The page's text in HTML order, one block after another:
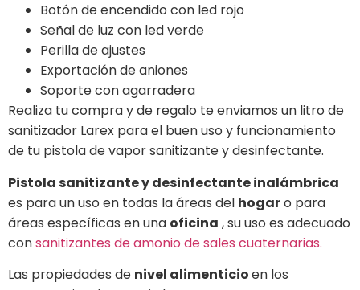
Botón de encendido con led rojo
Señal de luz con led verde
Perilla de ajustes
Exportación de aniones
Soporte con agarradera
Realiza tu compra y de regalo te enviamos un litro de
sanitizador Larex para el buen uso y funcionamiento
de tu pistola de vapor sanitizante y desinfectante.
Pistola sanitizante y desinfectante inalámbrica
es para un uso en todas la áreas del hogaro para
áreas específicas en una oficina , su uso es adecuado
consanitizantes de amonio de sales cuaternarias.
Las propiedades de nivel alimenticioen los